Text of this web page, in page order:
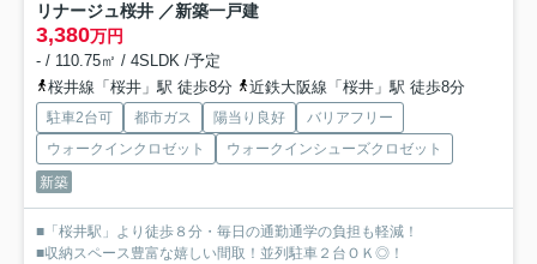
リナージュ桜井 ／新築一戸建
3,380万円
- / 110.75㎡ / 4SLDK /予定
桜井線「桜井」駅 徒歩8分
近鉄大阪線「桜井」駅 徒歩8分
駐車2台可 都市ガス 陽当り良好
バリアフリー
ウォークインクロゼット
ウォークインシューズクロゼット
新築
■「桜井駅」より徒歩８分・毎日の通勤通学の負担も軽減！
■収納スペース豊富な嬉しい間取！並列駐車２台ＯＫ◎！